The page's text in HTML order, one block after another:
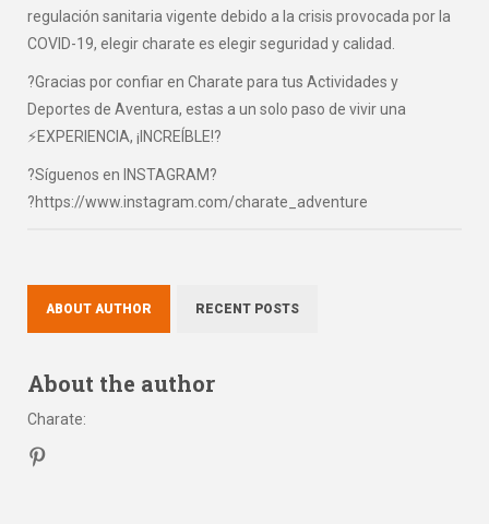
regulación sanitaria vigente debido a la crisis provocada por la
COVID-19, elegir charate es elegir seguridad y calidad.
?Gracias por confiar en Charate para tus Actividades y
Deportes de Aventura, estas a un solo paso de vivir una
⚡EXPERIENCIA, ¡INCREÍBLE!?
?Síguenos en INSTAGRAM?
?https://www.instagram.com/charate_adventure
ABOUT AUTHOR RECENT POSTS
About the author
Charate: